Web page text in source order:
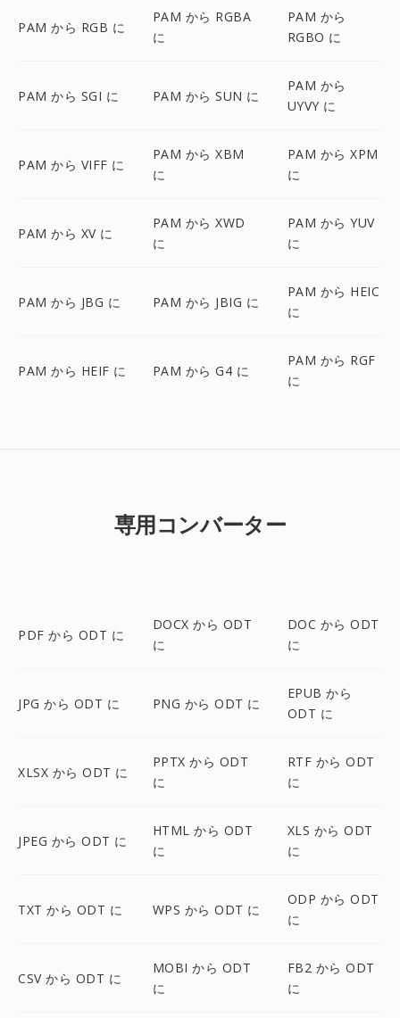
PAM から RGB に
PAM から RGBA
に
PAM から
RGBO に
PAM から SGI に PAM から SUN に
PAM から
UYVY に
PAM から VIFF に
PAM から XBM
に
PAM から XPM
に
PAM から XV に
PAM から XWD
に
PAM から YUV
に
PAM から JBG に PAM から JBIG に
PAM から HEIC
に
PAM から HEIF に PAM から G4 に
PAM から RGF
に
専用コンバーター
PDF から ODT に
DOCX から ODT
に
DOC から ODT
に
JPG から ODT に PNG から ODT に
EPUB から
ODT に
XLSX から ODT に
PPTX から ODT
に
RTF から ODT
に
JPEG から ODT に
HTML から ODT
に
XLS から ODT
に
TXT から ODT に WPS から ODT に
ODP から ODT
に
CSV から ODT に
MOBI から ODT
に
FB2 から ODT
に